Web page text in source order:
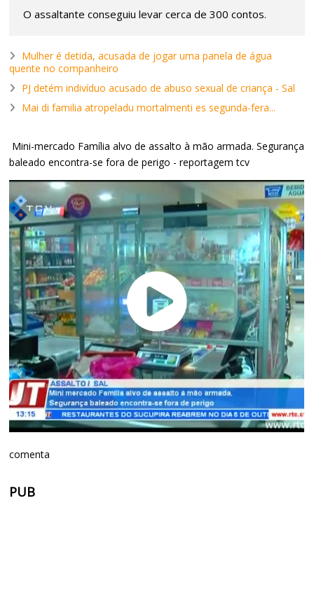
O assaltante conseguiu levar cerca de 300 contos.
Mulher é detida, acusada de jogar uma panela de água
quente no companheiro
PJ detém indivíduo acusado de abuso sexual de criança - Sal
Mai di familia atropeladu mortalmenti es segunda-fera...
Mini-mercado Família alvo de assalto à mão armada. Segurança
baleado encontra-se fora de perigo - reportagem tcv
comenta
PUB